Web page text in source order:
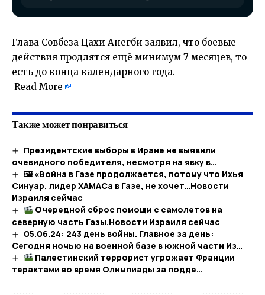
Глава Совбеза Цахи Анегби заявил, что боевые
действия продлятся ещё минимум 7 месяцев, то
есть до конца календарного года.
Read More
Также может понравиться
Президентские выборы в Иране не выявили
очевидного победителя, несмотря на явку в…
🖼 «Война в Газе продолжается, потому что Ихья
Синуар, лидер ХАМАСа в Газе, не хочет…​Новости
Израиля сейчас
Очередной сброс помощи с самолетов на
северную часть Газы.​Новости Израиля сейчас
05.06.24: 243 день войны. Главное за день:
Сегодня ночью на военной базе в южной части Из…
Палестинский террорист угрожает Франции
терактами во время Олимпиады за подде…